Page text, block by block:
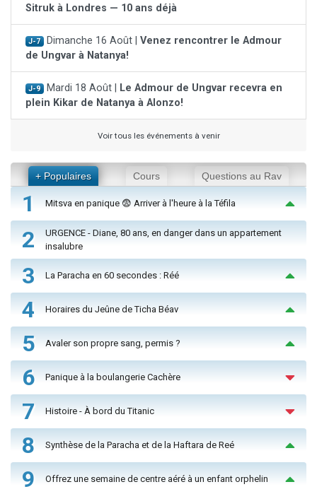
Sitruk à Londres — 10 ans déjà
J-7 Dimanche 16 Août | Venez rencontrer le Admour
de Ungvar à Natanya!
J-9 Mardi 18 Août |
Le Admour de Ungvar recevra en
plein Kikar de Natanya à Alonzo!
Voir tous les événements à venir
+ Populaires Cours Questions au Rav
1 Mitsva en panique 😨 Arriver à l'heure à la Téfila
2
URGENCE - Diane, 80 ans, en danger dans un appartement
insalubre
3 La Paracha en 60 secondes : Réé
4 Horaires du Jeûne de Ticha Béav
5 Avaler son propre sang, permis ?
6 Panique à la boulangerie Cachère
7 Histoire - À bord du Titanic
8 Synthèse de la Paracha et de la Haftara de Reé
9 Offrez une semaine de centre aéré à un enfant orphelin